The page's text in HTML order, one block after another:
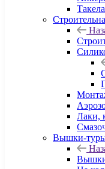
Лаки,
Вышки-